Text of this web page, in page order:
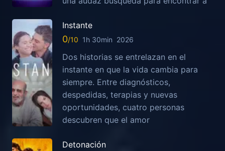
Instante
0 1h 30min 2026
Dos historias se entrelazan en el
instante en que la vida cambia para
siempre. Entre diagnósticos,
despedidas, terapias y nuevas
oportunidades, cuatro personas
descubren que el amor
Detonación